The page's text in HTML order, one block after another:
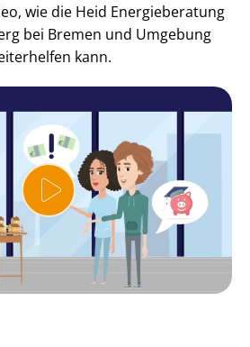
wie die Heid Energieberatung
bei Bremen und Umgebung
kann.